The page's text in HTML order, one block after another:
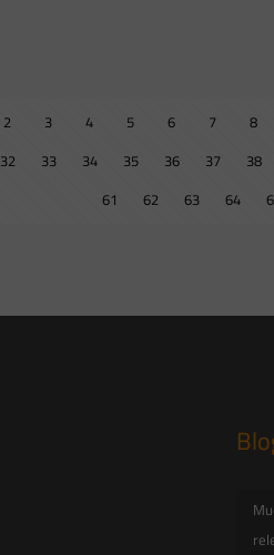
2 3 4 5 6 7 8
32 33 34 35 36 37 38
61
62 63 64